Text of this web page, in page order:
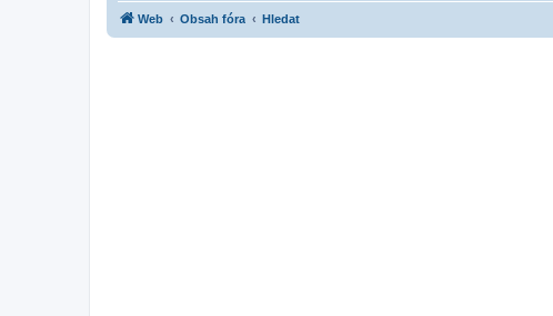
Web Obsah fóra Hledat